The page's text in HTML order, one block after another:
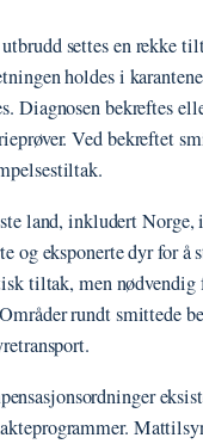
settes en rekke
holdes i
Diagnosen bekreftes
Ved bekreftet
land, inkludert Norge,
og eksponerte dyr for å
tiltak, men nødvendig
rundt smittede